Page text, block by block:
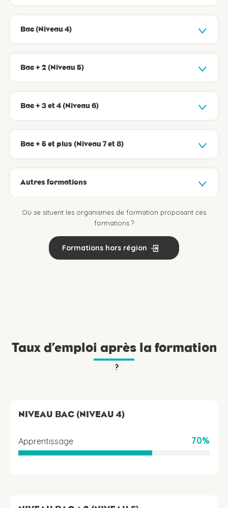
Bac (Niveau 4)
Bac + 2 (Niveau 5)
Bac + 3 et 4 (Niveau 6)
Bac + 5 et plus (Niveau 7 et 8)
Autres formations
Où se situent les organismes de formation proposant ces
formations ?
Formations hors région
Taux d’emploi après la formation
?
NIVEAU BAC (NIVEAU 4)
Apprentissage 70%